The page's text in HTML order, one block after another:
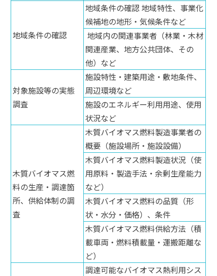
地域条件の確認
地域条件の確認 地域特性、事業化
候補地の地形・気候条件など
地域内の関連事業者（林業・木材
関連産業、地方公共団体、その
他）など
対象施設等の実態
調査
施設特性・建築用途・敷地条件、
周辺環境など
施設のエネルギー利用用途、使用
状況など
木質バイオマス燃
料の生産・調達箇
所、供給体制の調
査
木質バイオマス燃料製造事業者の
概要（施設場所・施設設備）
木質バイオマス燃料製造状況（使
用原料・製造手法・余剰生産能力
など）
木質バイオマス燃料の品質（形
状・水分・価格）、条件
木質バイオマス燃料供給方法（積
載車両・燃料積載量・運搬距離な
ど）
調達可能なバイオマス熱利用シス